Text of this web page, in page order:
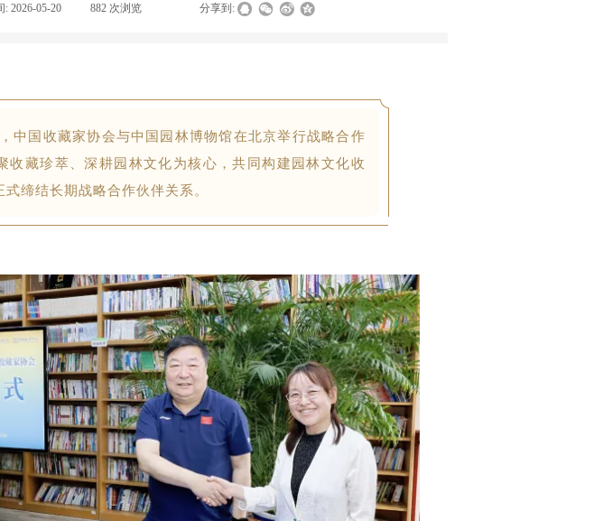
: 2026-05-20 882 次浏览 分享到:
中国收藏家协会与中国园林博物馆在北京举行战略合作
收藏珍萃、深耕园林文化为核心，共同构建园林文化收
缔结长期战略合作伙伴关系。